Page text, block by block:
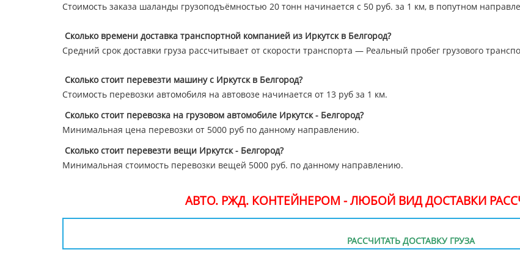
Стоимость заказа шаланды грузоподъёмностью 20 тонн начинается с 50 руб. за 1 км, в попутном
Сколько времени доставка транспортной компанией из Иркутск в Белгород?
Средний срок доставки груза рассчитывает от скорости транспорта — Реальный пробег грузового
Сколько стоит перевезти машину с Иркутск в Белгород?
Стоимость перевозки автомобиля на автовозе начинается от 13 руб за 1 км.
Сколько стоит перевозка на грузовом автомобиле Иркутск - Белгород?
Минимальная цена перевозки от 5000 руб по данному направлению.
Сколько стоит перевезти вещи Иркутск - Белгород?
Минимальная стоимость перевозки вещей 5000 руб. по данному направлению.
АВТО. РЖД. КОНТЕЙНЕРОМ - ЛЮБОЙ ВИД ДОСТАВКИ
РАССЧИТАТЬ ДОСТАВКУ ГРУЗА